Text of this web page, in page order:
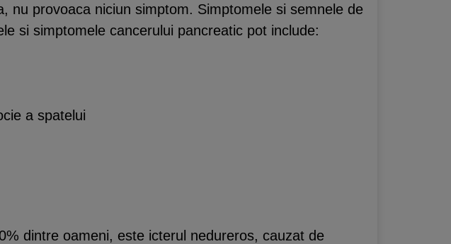
nu provoaca niciun simptom. Simptomele si semnele de
si simptomele cancerului pancreatic pot include:
a spatelui
dintre oameni, este icterul nedureros, cauzat de